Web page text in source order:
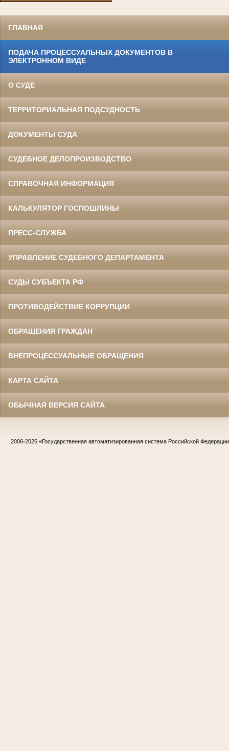
ГЛАВНАЯ
ПОДАЧА ПРОЦЕССУАЛЬНЫХ ДОКУМЕНТОВ В
ЭЛЕКТРОННОМ ВИДЕ
О СУДЕ
ТЕРРИТОРИАЛЬНАЯ ПОДСУДНОСТЬ
ДОКУМЕНТЫ СУДА
СУДЕБНОЕ ДЕЛОПРОИЗВОДСТВО
СПРАВОЧНАЯ ИНФОРМАЦИЯ
КАЛЬКУЛЯТОР ГОСПОШЛИНЫ
ПРЕСС-СЛУЖБА
УПРАВЛЕНИЕ СУДЕБНОГО ДЕПАРТАМЕНТА
СУДЫ СУБЪЕКТА РФ
ПРОТИВОДЕЙСТВИЕ КОРРУПЦИИ
ОБРАЩЕНИЯ ГРАЖДАН
ВНЕПРОЦЕССУАЛЬНЫЕ ОБРАЩЕНИЯ
КАРТА САЙТА
ОБЫЧНАЯ ВЕРСИЯ САЙТА
2006-2026 «Государственная автоматизированная система Российской